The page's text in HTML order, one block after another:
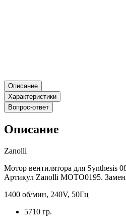
Описание
Характеристики
Вопрос-ответ
Описание
Zanolli
Мотор вентилятора для Synthesis
Артикул Zanolli MOTO0195.
1400 об/мин, 240V, 50Гц
5710 гр.